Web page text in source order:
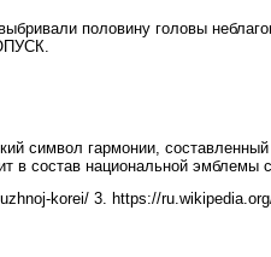
половину головы
символ гармонии,
состав национальной эмблемы
korei/ 3. https://